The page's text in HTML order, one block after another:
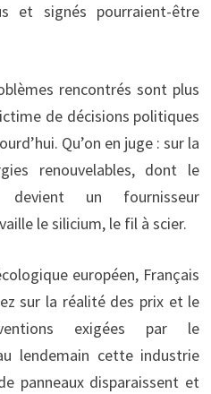
et signés pourraient-être
rencontrés sont plus
de décisions politiques
Qu’on en juge : sur la
renouvelables, dont le
devient un fournisseur
le silicium, le fil à scier.
européen, Français
sur la réalité des prix et le
exigées par le
lendemain cette industrie
panneaux disparaissent et